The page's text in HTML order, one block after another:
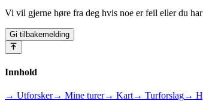
Vi vil gjerne høre fra deg hvis noe er feil eller du
Gi tilbakemelding
Innhold
→ Utforsker→ Mine turer→ Kart→ Turforslag→